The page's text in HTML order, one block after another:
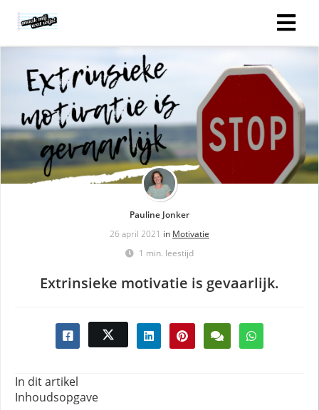
Pauline Jonker
26 april 2021 in Motivatie
1 min. leestijd
Extrinsieke motivatie is gevaarlijk.
In dit artikel
Inhoudsopgave